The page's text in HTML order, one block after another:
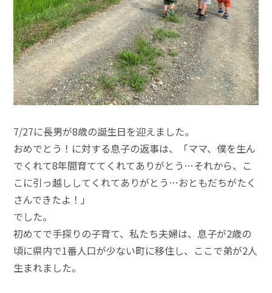
7/27に長男が8歳の誕生日を迎えました。
おめでとう！に対する息子の返事は、「ママ、僕を生ん
でくれて8年間育ててくれてありがとう…それから、こ
こに引っ越ししてくれてありがとう…おともだちがたく
さんできたよ！」
でした。
初めてで手探りの子育て、私たち夫婦は、息子が2歳の
頃に県内で1番人口が少ない町に移住し、ここで弟が2人
生まれました。